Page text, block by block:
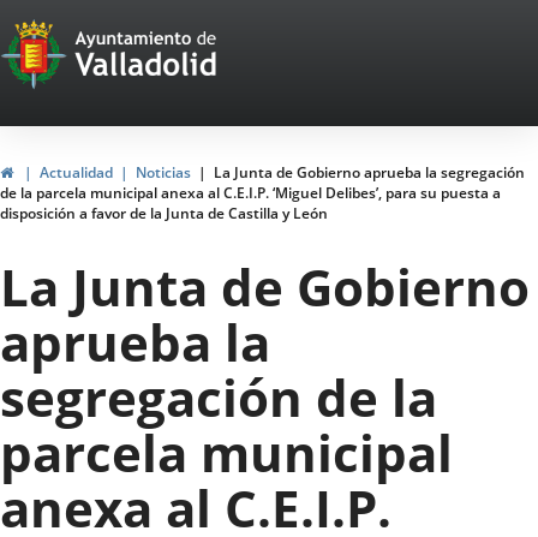
Portal
Web
del
Ayuntamiento
de
Valladolid
InicioActualidad Noticias
La Junta de Gobierno aprueba la segregación
de la parcela municipal anexa al C.E.I.P. ‘Miguel Delibes’, para su puesta a
disposición a favor de la Junta de Castilla y León
La Junta de Gobierno
aprueba la
segregación de la
parcela municipal
anexa al C.E.I.P.